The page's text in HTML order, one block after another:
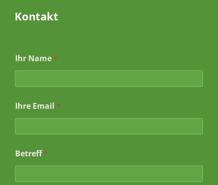
Kontakt
Ihr Name *
Ihre Email *
Betreff*